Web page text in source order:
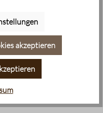
akzeptieren